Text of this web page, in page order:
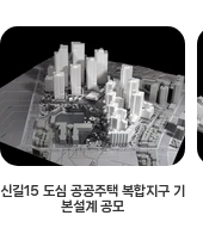
신길15 도심 공공주택 복합지구 기
본설계 공모